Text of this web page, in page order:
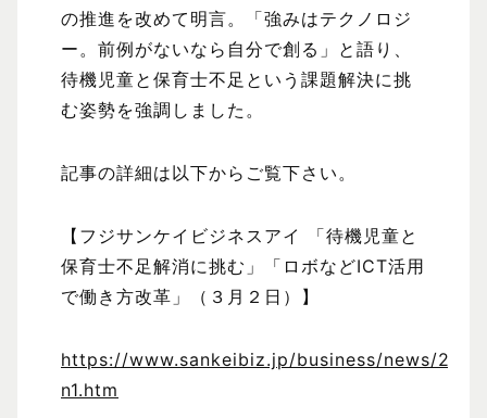
の推進を改めて明言。「強みはテクノロジ
ー。前例がないなら自分で創る」と語り、
待機児童と保育士不足という課題解決に挑
む姿勢を強調しました。
記事の詳細は以下からご覧下さい。
【フジサンケイビジネスアイ 「待機児童と
保育士不足解消に挑む」「ロボなどICT活用
で働き方改革」（３月２日）】
https://www.sankeibiz.jp/business/news/
n1.htm